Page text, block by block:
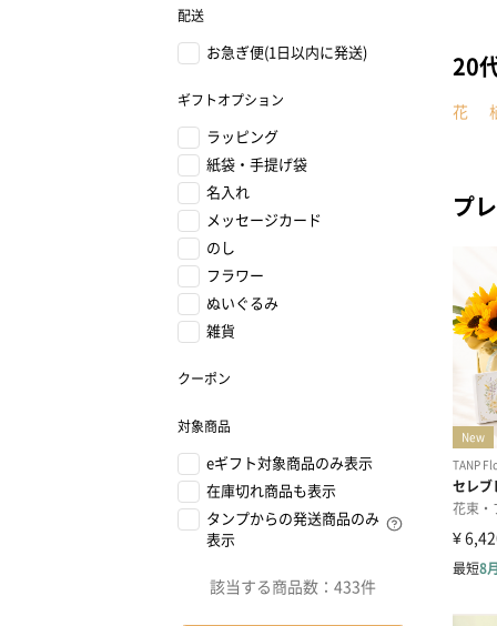
配送
お急ぎ便(1日以内に発送)
ギフトオプション
ラッピング
紙袋・手提げ袋
名入れ
メッセージカード
のし
フラワー
ぬいぐるみ
雑貨
クーポン
対象商品
eギフト対象商品のみ表示
在庫切れ商品も表示
タンプからの発送商品のみ
表示
該当する商品数： 433件
20
花
プ